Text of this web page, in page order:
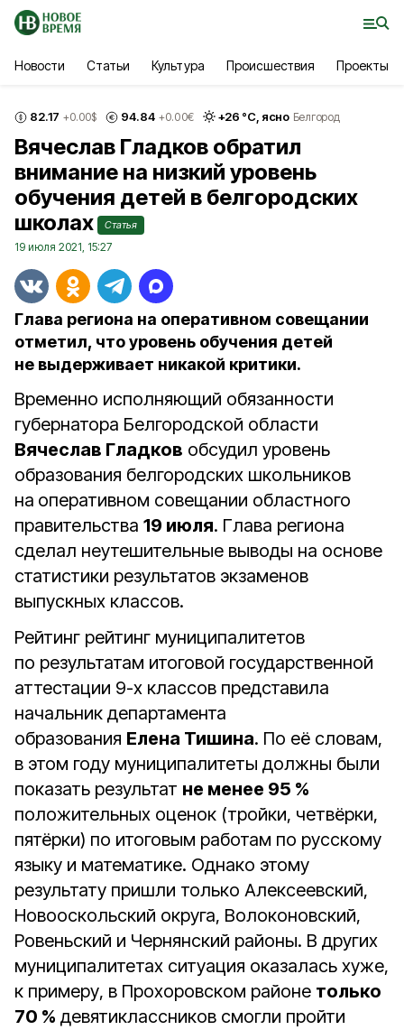
Новости Статьи Культура Происшествия Проекты
82.17 +0.00$ 94.84 +0.00€ +26 °С, ясно Белгород
Вячеслав Гладков обратил
внимание на низкий уровень
обучения детей в белгородских
школах
Статья
19 июля 2021, 15:27
Глава региона на оперативном совещании
отметил, что уровень обучения детей
не выдерживает никакой критики.
Временно исполняющий обязанности
губернатора Белгородской области
Вячеслав Гладков обсудил уровень
образования белгородских школьников
на оперативном совещании областного
правительства 19 июля. Глава региона
сделал неутешительные выводы на основе
статистики результатов экзаменов
выпускных классов.
Рейтинг рейтинг муниципалитетов
по результатам итоговой государственной
аттестации 9-х классов представила
начальник департамента
образования Елена Тишина. По её словам,
в этом году муниципалитеты должны были
показать результат не менее 95 %
положительных оценок (тройки, четвёрки,
пятёрки) по итоговым работам по русскому
языку и математике. Однако этому
результату пришли только Алексеевский,
Новооскольский округа, Волоконовский,
Ровеньский и Чернянский районы. В других
муниципалитетах ситуация оказалась хуже,
к примеру, в Прохоровском районе только
70 % девятиклассников смогли пройти